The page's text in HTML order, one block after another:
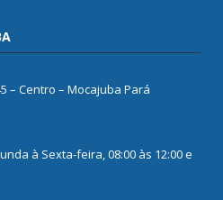
– Centro – Mocajuba Pará
à Sexta-feira, 08:00 às 12:00 e